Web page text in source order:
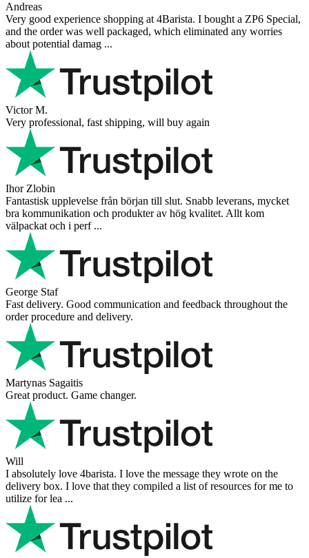
Andreas
Very good experience shopping at 4Barista. I bought a ZP6 Special,
and the order was well packaged, which eliminated any worries
about potential damag ...
Victor M.
Very professional, fast shipping, will buy again
Ihor Zlobin
Fantastisk upplevelse från början till slut. Snabb leverans, mycket
bra kommunikation och produkter av hög kvalitet. Allt kom
välpackat och i perf ...
George Staf
Fast delivery. Good communication and feedback throughout the
order procedure and delivery.
Martynas Sagaitis
Great product. Game changer.
Will
I absolutely love 4barista. I love the message they wrote on the
delivery box. I love that they compiled a list of resources for me to
utilize for lea ...